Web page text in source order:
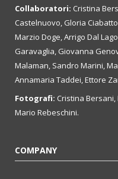
Collaboratori: Cristina
Castelnuovo, Gloria
Marzio Doge, Arrigo Dal
Garavaglia, Giovanna
Malaman, Sandro Marini,
Annamaria Taddei, Ettore
Fotografi: Cristina
Mario Rebeschini.
COMPANY